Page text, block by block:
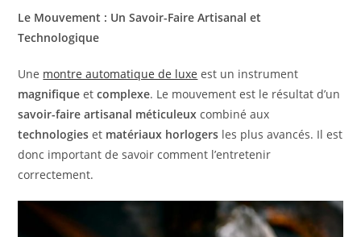
Le Mouvement : Un Savoir-Faire Artisanal et
Technologique
Une montre automatique de luxe est un instrument
magnifique etcomplexe. Le mouvement est le résultat d’un
savoir-faire artisanal méticuleux combiné aux
technologies et matériaux horlogers les plus avancés. Il est
donc important de savoir comment l’entretenir
correctement.